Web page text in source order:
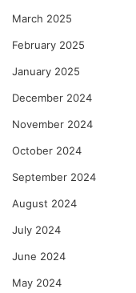
March 2025
February 2025
January 2025
December 2024
November 2024
October 2024
September 2024
August 2024
July 2024
June 2024
May 2024